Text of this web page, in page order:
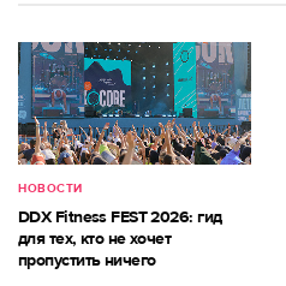
НОВОСТИ
DDX Fitness FEST 2026: гид
для тех, кто не хочет
пропустить ничего